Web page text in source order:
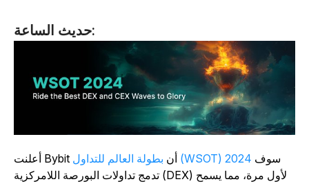
أعلنت Bybit أنبطولة العالم للتداول (WSOT) 2024سوف
تدمج تداولات البورصة اللامركزية (DEX) لأول مرة، مما يسمح